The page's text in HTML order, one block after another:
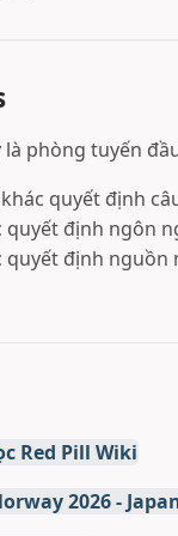
phòng tuyến
quyết định
định ngôn
quyết định nguồn
Red Pill Wiki
2026 -